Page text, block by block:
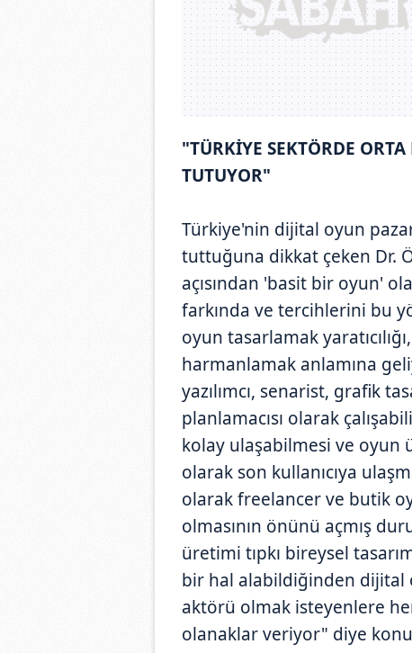
"TÜRKİYE SEKTÖRDE
TUTUYOR"
Türkiye'nin dijital oyun
tuttuğuna dikkat çeken Dr.
açısından 'basit bir oyun'
farkında ve tercihlerini bu
oyun tasarlamak
harmanlamak anlamına
yazılımcı, senarist, grafik
planlamacısı olarak
kolay ulaşabilmesi ve
olarak son kullanıcıya
olarak freelancer ve butik
olmasının önünü açmış
üretimi tıpkı bireysel
bir hal alabildiğinden dijital
aktörü olmak isteyenlere
olanaklar veriyor" diye